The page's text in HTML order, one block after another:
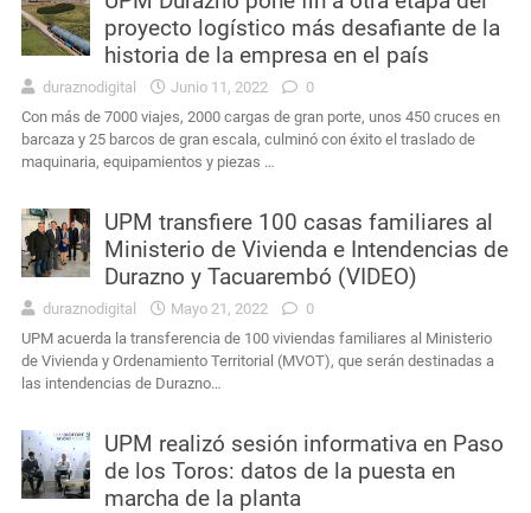
proyecto logístico más desafiante de la
historia de la empresa en el país
duraznodigital Junio 11, 2022
0
Con más de 7000 viajes, 2000 cargas de gran porte, unos 450 cruces en
barcaza y 25 barcos de gran escala, culminó con éxito el traslado de
maquinaria, equipamientos y piezas …
UPM transfiere 100 casas familiares al
Ministerio de Vivienda e Intendencias de
Durazno y Tacuarembó (VIDEO)
duraznodigital Mayo 21, 2022
0
UPM acuerda la transferencia de 100 viviendas familiares al Ministerio
de Vivienda y Ordenamiento Territorial (MVOT), que serán destinadas a
las intendencias de Durazno…
UPM realizó sesión informativa en Paso
de los Toros: datos de la puesta en
marcha de la planta